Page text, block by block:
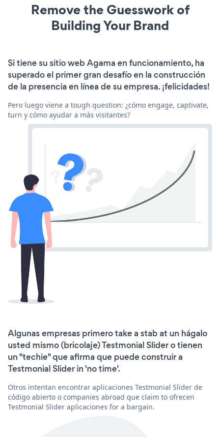
Remove the Guesswork of
Building Your Brand
Si tiene su sitio web Agama en funcionamiento, ha
superado el primer gran desafío en la construcción
de la presencia en línea de su empresa. ¡felicidades!
Pero luego viene a tough question: ¿cómo engage, captivate,
turn y cómo ayudar a más visitantes?
Algunas empresas primero take a stab at un hágalo
usted mismo (bricolaje) Testmonial Slider o tienen
un "techie" que afirma que puede construir a
Testmonial Slider in 'no time'.
Otros intentan encontrar aplicaciones Testmonial Slider de
código abierto o companies abroad que claim to ofrecen
Testmonial Slider aplicaciones for a bargain.